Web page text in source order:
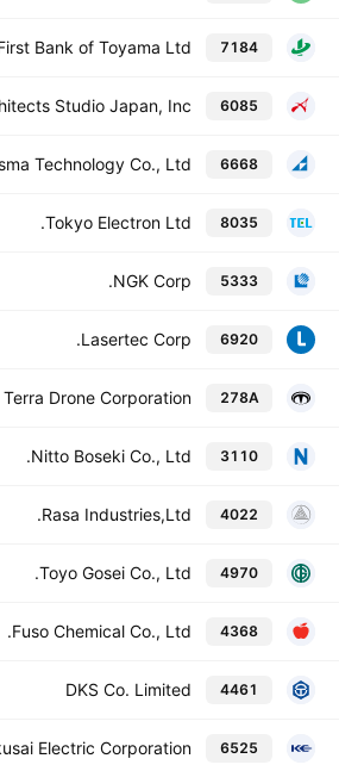
7184
Bank of Toyama Ltd.
6085
Studio Japan, Inc.
6668
Technology Co., Ltd.
8035
Tokyo Electron Ltd.
5333
NGK Corp.
6920
Lasertec Corp.
278A
Terra Drone Corporation
3110
Nitto Boseki Co., Ltd.
4022
Rasa Industries,Ltd.
4970
Toyo Gosei Co., Ltd.
4368
Fuso Chemical Co., Ltd.
4461
DKS Co. Limited
6525
Electric Corporation